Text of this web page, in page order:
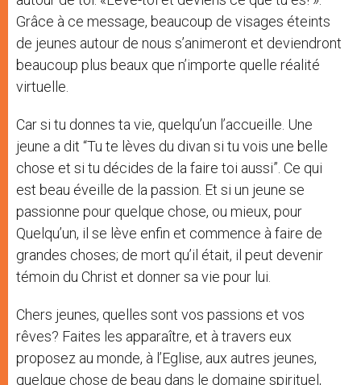
Grâce à ce message, beaucoup de visages éteints
de jeunes autour de nous s’animeront et deviendront
beaucoup plus beaux que n’importe quelle réalité
virtuelle.
Car si tu donnes ta vie, quelqu’un l’accueille. Une
jeune a dit “Tu te lèves du divan si tu vois une belle
chose et si tu décides de la faire toi aussi”. Ce qui
est beau éveille de la passion. Et si un jeune se
passionne pour quelque chose, ou mieux, pour
Quelqu’un, il se lève enfin et commence à faire de
grandes choses; de mort qu’il était, il peut devenir
témoin du Christ et donner sa vie pour lui.
Chers jeunes, quelles sont vos passions et vos
rêves? Faites les apparaître, et à travers eux
proposez au monde, à l’Eglise, aux autres jeunes,
quelque chose de beau dans le domaine spirituel,